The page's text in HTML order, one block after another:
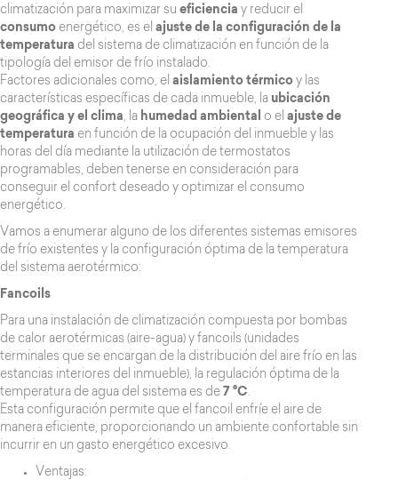
climatización para maximizar su eficiencia y reducir el
consumo energético, es el ajuste de la configuración de la
temperatura del sistema de climatización en función de la
tipología del emisor de frío instalado.
Factores adicionales como, el aislamiento térmico y las
características específicas de cada inmueble, la ubicación
geográfica y el clima, la humedad ambiental o el ajuste de
temperatura en función de la ocupación del inmueble y las
horas del día mediante la utilización de termostatos
programables, deben tenerse en consideración para
conseguir el confort deseado y optimizar el consumo
energético.
Vamos a enumerar alguno de los diferentes sistemas emisores
de frío existentes y la configuración óptima de la temperatura
del sistema aerotérmico:
Fancoils
Para una instalación de climatización compuesta por bombas
de calor aerotérmicas (aire-agua) y fancoils (unidades
terminales que se encargan de la distribución del aire frío en las
estancias interiores del inmueble), la regulación óptima de la
temperatura de agua del sistema es de 7 °C.
Esta configuración permite que el fancoil enfríe el aire de
manera eficiente, proporcionando un ambiente confortable sin
incurrir en un gasto energético excesivo.
Ventajas: